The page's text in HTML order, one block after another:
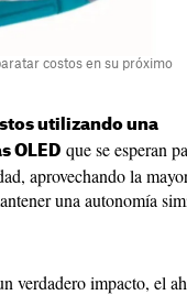
costos en su próximo
utilizando una
OLED que se esperan
aprovechando la
una autonomía
verdadero impacto, el